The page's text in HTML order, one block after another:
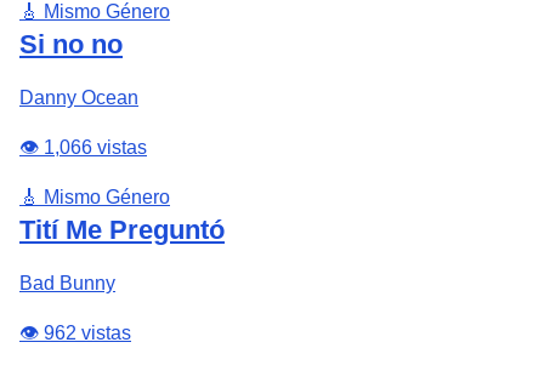
🎸 Mismo Género
Si no no
Danny Ocean
👁️ 1,066 vistas
🎸 Mismo Género
Tití Me Preguntó
Bad Bunny
👁️ 962 vistas